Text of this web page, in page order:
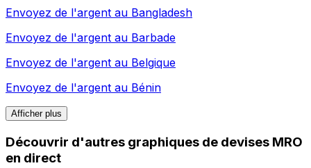
Envoyez de l'argent au Bangladesh
Envoyez de l'argent au Barbade
Envoyez de l'argent au Belgique
Envoyez de l'argent au Bénin
Afficher plus
Découvrir d'autres graphiques de devises MRO
en direct